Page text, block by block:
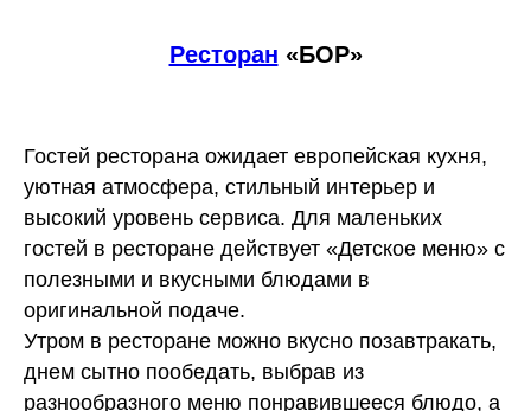
Ресторан «БОР»
Гостей ресторана ожидает европейская кухня,
уютная атмосфера, стильный интерьер и
высокий уровень сервиса. Для маленьких
гостей в ресторане действует «Детское меню» с
полезными и вкусными блюдами в
оригинальной подаче.
Утром в ресторане можно вкусно позавтракать,
днем сытно пообедать, выбрав из
разнообразного меню понравившееся блюдо, а